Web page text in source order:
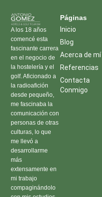
A los 18 años
comencé esta
fascinante carrera
en el negocio de
la hostelería y el
golf. Aficionado a
la radioafición
desde pequeño,
me fascinaba la
comunicación con
personas de otras
culturas, lo que
me llevó a
desarrollarme
más
extensamente en
mi trabajo
compaginándolo
Páginas​
Inicio
Blog
Acerca de mí
Referencias
Contacta
Conmigo